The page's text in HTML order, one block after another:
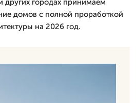
городах принимаем
домов с полной проработкой
на 2026 год.